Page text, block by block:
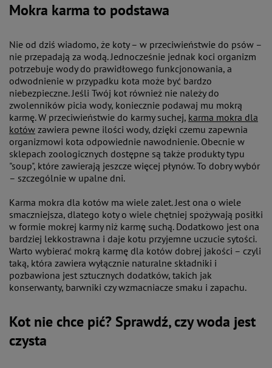
Mokra karma to podstawa
Nie od dziś wiadomo, że koty – w przeciwieństwie do psów –
nie przepadają za wodą. Jednocześnie jednak koci organizm
potrzebuje wody do prawidłowego funkcjonowania, a
odwodnienie w przypadku kota może być bardzo
niebezpieczne. Jeśli Twój kot również nie należy do
zwolenników picia wody, koniecznie podawaj mu mokrą
karmę. W przeciwieństwie do karmy suchej, karma mokra dla
kotów zawiera pewne ilości wody, dzięki czemu zapewnia
organizmowi kota odpowiednie nawodnienie. Obecnie w
sklepach zoologicznych dostępne są także produkty typu
"soup", które zawierają jeszcze więcej płynów. To dobry wybór
– szczególnie w upalne dni.
Karma mokra dla kotów ma wiele zalet. Jest ona o wiele
smaczniejsza, dlatego koty o wiele chętniej spożywają posiłki
w formie mokrej karmy niż karmę suchą. Dodatkowo jest ona
bardziej lekkostrawna i daje kotu przyjemne uczucie sytości.
Warto wybierać mokrą karmę dla kotów dobrej jakości – czyli
taką, która zawiera wyłącznie naturalne składniki i
pozbawiona jest sztucznych dodatków, takich jak
konserwanty, barwniki czy wzmacniacze smaku i zapachu.
Kot nie chce pić? Sprawdź, czy woda jest
czysta